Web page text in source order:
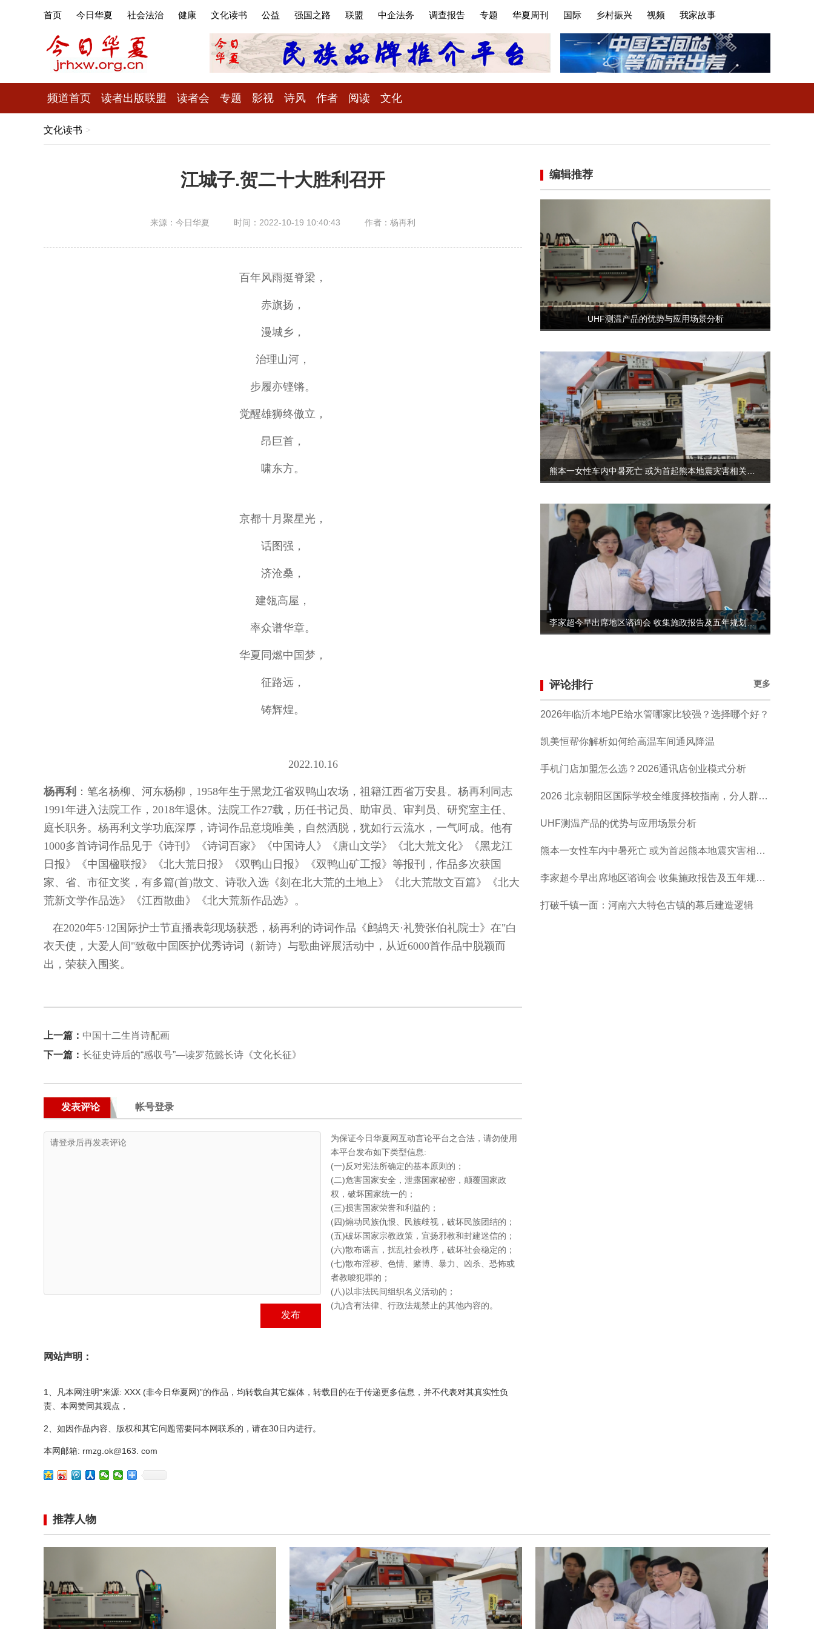
首页 今日华夏 社会法治 健康 文化读书 公益 强国之路 联盟 中企法务 调查报告 专题 华夏周刊 国际 乡村振兴 视频 我家故事
频道首页 读者出版联盟 读者会 专题 影视 诗风 作者 阅读 文化
文化读书 >
江城子.贺二十大胜利召开
来源：今日华夏 时间：2022-10-19 10:40:43 作者：杨再利
百年风雨挺脊梁，
赤旗扬，
漫城乡，
治理山河，
步履亦铿锵。
觉醒雄狮终傲立，
昂巨首，
啸东方。
京都十月聚星光，
话图强，
济沧桑，
建瓴高屋，
率众谱华章。
华夏同燃中国梦，
征路远，
铸辉煌。
2022.10.16
杨再利 ： 笔名杨柳、河东杨柳，1958年生于黑龙江省双鸭山农场，祖籍江西省万安县。杨再利同志
1991年进入法院工作，2018年退休。法院工作27载，历任书记员、助审员、审判员、研究室主任、
庭长职务。杨再利文学功底深厚，诗词作品意境唯美，自然洒脱，犹如行云流水，一气呵成。他有
1000多首诗词作品见于《诗刊》《诗词百家》《中国诗人》《唐山文学》《北大荒文化》《黑龙江
日报》《中国楹联报》《北大荒日报》《双鸭山日报》《双鸭山矿工报》等报刊，作品多次获国
家、省、市征文奖，有多篇(首)散文、诗歌入选《刻在北大荒的土地上》《北大荒散文百篇》《北大
荒新文学作品选》《江西散曲》《北大荒新作品选》。
在2020年5·12国际护士节直播表彰现场获悉，杨再利的诗词作品《鹧鸪天·礼赞张伯礼院士》在"白
衣天使，大爱人间"致敬中国医护优秀诗词（新诗）与歌曲评展活动中，从近6000首作品中脱颖而
出，荣获入围奖。
上一篇： 中国十二生肖诗配画
下一篇： 长征史诗后的“感収号”—读罗范懿长诗《文化长征》
发表评论 帐号登录
发布
为保证今日华夏网互动言论平台之合法，请勿使用
本平台发布如下类型信息:
(一)反对宪法所确定的基本原则的；
(二)危害国家安全，泄露国家秘密，颠覆国家政
权，破坏国家统一的；
(三)损害国家荣誉和利益的；
(四)煽动民族仇恨、民族歧视，破坏民族团结的；
(五)破坏国家宗教政策，宜扬邪教和封建迷信的；
(六)散布谣言，扰乱社会秩序，破坏社会稳定的；
(七)散布淫秽、色情、赌博、暴力、凶杀、恐怖或
者教唆犯罪的；
(八)以非法民间组织名义活动的；
(九)含有法律、行政法规禁止的其他内容的。
网站声明：
1、凡本网注明“来源: XXX (非今日华夏网)”的作品，均转载自其它媒体，转载目的在于传递更多信息，并不代表对其真实性负
责、本网赞同其观点，
2、如因作品内容、版权和其它问题需要同本网联系的，请在30日内进行。
本网邮箱: rmzg.ok@163. com
编辑推荐
UHF测温产品的优势与应用场景分析
李家超今早出席地区谘询会 收集施政报告及五年规划意见
更多
评论排行
2026年临沂本地PE给水管哪家比较强？选择哪个好？
凯美恒帮你解析如何给高温车间通风降温
手机门店加盟怎么选？2026通讯店创业模式分析
2026 北京朝阳区国际学校全维度择校指南，分人群精准匹配院校推荐
UHF测温产品的优势与应用场景分析
熊本一女性车内中暑死亡 或为首起熊本地震灾害相关死亡
李家超今早出席地区谘询会 收集施政报告及五年规划意见
打破千镇一面：河南六大特色古镇的幕后建造逻辑
推荐人物